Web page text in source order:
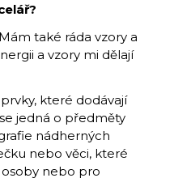
také ráda vzory a
a vzory mi dělají
které dodávají
jedná o předměty
nádherných
nebo věci, které
nebo pro